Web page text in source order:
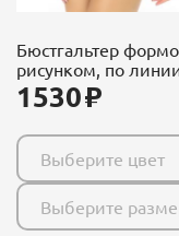
Бюстгальтер
рисунком, по
1530
Выберите цвет
Выберите